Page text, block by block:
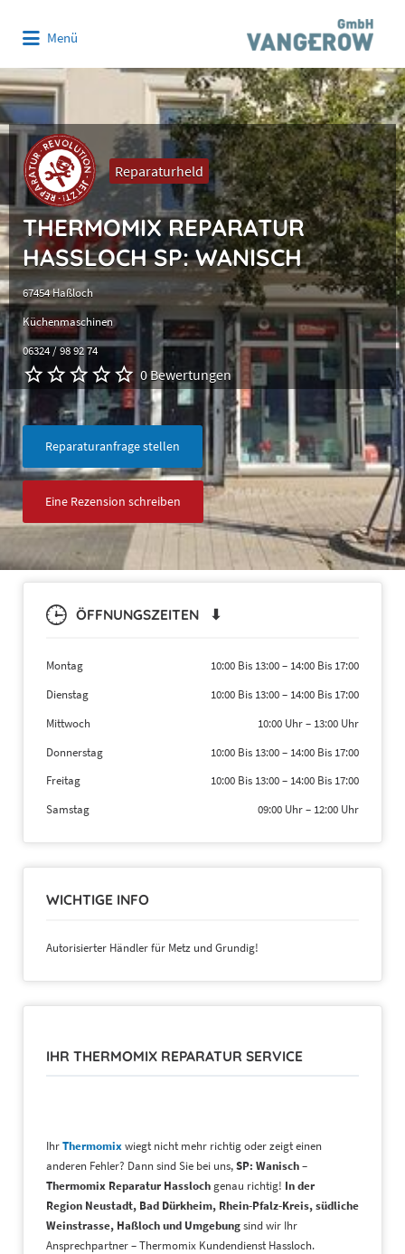
Menü
Reparaturheld
THERMOMIX REPARATUR
HASSLOCH SP: WANISCH
67454 Haßloch
Küchenmaschinen
06324 / 98 92 74
0 Bewertungen
Reparaturanfrage stellen
Eine Rezension schreiben
ÖFFNUNGSZEITEN ⬇
Montag 10:00 Bis 13:00– 14:00 Bis 17:00
Dienstag
10:00 Bis 13:00– 14:00 Bis 17:00
Mittwoch
10:00 Uhr– 13:00 Uhr
Donnerstag
10:00 Bis 13:00– 14:00 Bis 17:00
Freitag
10:00 Bis 13:00– 14:00 Bis 17:00
Samstag
09:00 Uhr– 12:00 Uhr
WICHTIGE INFO
Autorisierter Händler für Metz und Grundig!
IHR THERMOMIX REPARATUR SERVICE
IhrThermomixwiegt nicht mehr richtig oder zeigt einen
anderen Fehler? Dann sind Sie bei uns,SP: Wanisch –
Thermomix Reparatur Hassloch genau richtig! In der
Region Neustadt, Bad Dürkheim, Rhein-Pfalz-Kreis, südliche
Weinstrasse, Haßloch und Umgebungsind wir Ihr
Ansprechpartner – Thermomix Kundendienst Hassloch.